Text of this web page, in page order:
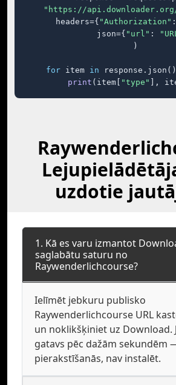
"https://
    headers={
"Authorization"
    json={
"url" :
)
for item in
print (item[ "type" ],
uzdotie
1. Kā es varu izmantot
saglabātu saturu no
Raywenderlichcourse?
Ielīmēt jebkuru publisko
Raywenderlichcourse URL
un noklikšķiniet uz Download.
gatavs pēc dažām sekundēm
pierakstīšanās, nav instalēt.